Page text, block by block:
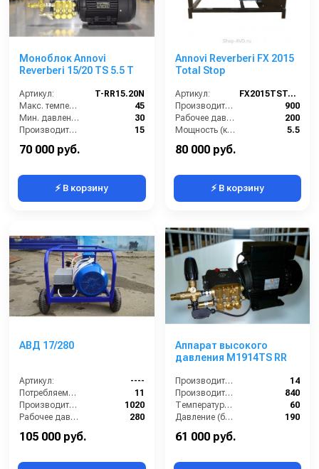
Моноблок Annovi
Reverberi 15/20 TS 5.5 T
Артикул:
T-RR15.20N
Макс. температура воды (°C):
45
Мин. давление (бар):
30
Производительность (л/мин):
15
70 000 руб.
⚡ В корзину
Annovi Reverberi FX 2015
Total Stop
Артикул:
FX2015TST-AR
Производительность (л/ч):
900
Рабочее давление (бар):
200
Мощность (кВт):
5.5
80 000 руб.
⚡ В корзину
АВД 17/280
Артикул:
----
Потребляемая мощность (кВт):
11
Производительность (л/ч):
1020
Рабочее давление (бар):
280
105 000 руб.
Аппарат высокого
давления М1914TS RR
Производительность (л/мин):
14
Производительность (л/ч):
840
Температура (°C):
60
Давление (бар):
190
61 000 руб.